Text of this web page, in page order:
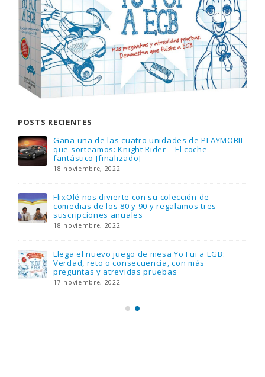
POSTS RECIENTES
Gana una de las cuatro unidades de PLAYMOBIL
que sorteamos: Knight Rider – El coche
fantástico [finalizado]
18 noviembre, 2022
FlixOlé nos divierte con su colección de
comedias de los 80 y 90 y regalamos tres
suscripciones anuales
18 noviembre, 2022
Llega el nuevo juego de mesa Yo Fui a EGB:
Verdad, reto o consecuencia, con más
preguntas y atrevidas pruebas
17 noviembre, 2022